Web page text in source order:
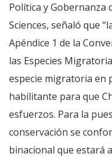
Política y Gobernanza
Sciences, señaló que
Apéndice 1 de la
las Especies
especie migratoria en
habilitante para que
esfuerzos. Para la
conservación se
binacional que estará